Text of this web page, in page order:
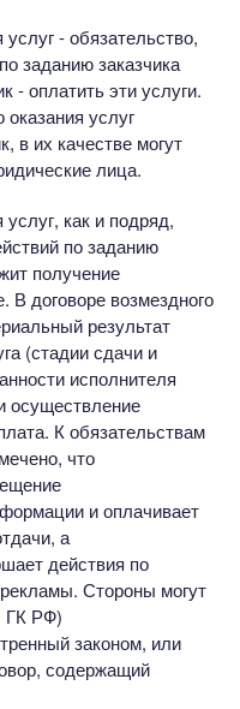
- обязательство,
заданию заказчика
- оплатить эти услуги.
услуг
в их качестве могут
лица.
услуг, как и подряд,
по заданию
получение
В договоре возмездного
результат
(стадии сдачи и
исполнителя
осуществление
К обязательствам
что
и оплачивает
а
действия по
Стороны могут
ГК РФ)
законом, или
содержащий